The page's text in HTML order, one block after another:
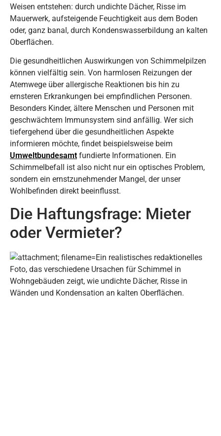
Weisen entstehen: durch undichte Dächer, Risse im
Mauerwerk, aufsteigende Feuchtigkeit aus dem Boden
oder, ganz banal, durch Kondenswasserbildung an kalten
Oberflächen.
Die gesundheitlichen Auswirkungen von Schimmelpilzen
können vielfältig sein. Von harmlosen Reizungen der
Atemwege über allergische Reaktionen bis hin zu
ernsteren Erkrankungen bei empfindlichen Personen.
Besonders Kinder, ältere Menschen und Personen mit
geschwächtem Immunsystem sind anfällig. Wer sich
tiefergehend über die gesundheitlichen Aspekte
informieren möchte, findet beispielsweise beim
Umweltbundesamt fundierte Informationen. Ein
Schimmelbefall ist also nicht nur ein optisches Problem,
sondern ein ernstzunehmender Mangel, der unser
Wohlbefinden direkt beeinflusst.
Die Haftungsfrage: Mieter
oder Vermieter?